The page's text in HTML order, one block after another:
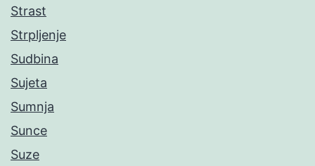
Strast
Strpljenje
Sudbina
Sujeta
Sumnja
Sunce
Suze